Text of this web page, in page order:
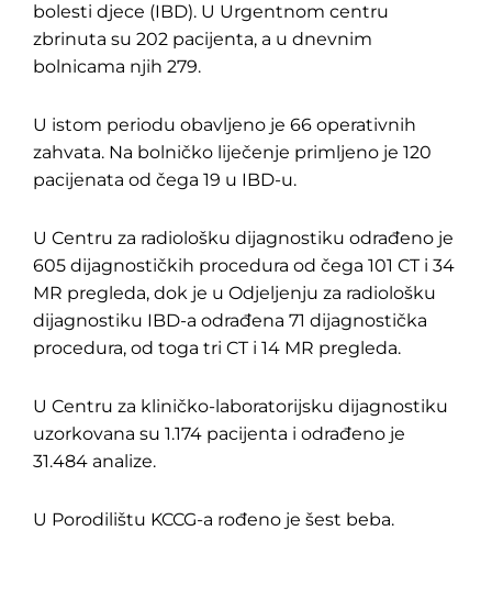
bolesti djece (IBD). U Urgentnom centru
zbrinuta su 202 pacijenta, a u dnevnim
bolnicama njih 279.
U istom periodu obavljeno je 66 operativnih
zahvata. Na bolničko liječenje primljeno je 120
pacijenata od čega 19 u IBD-u.
U Centru za radiološku dijagnostiku odrađeno je
605 dijagnostičkih procedura od čega 101 CT i 34
MR pregleda, dok je u Odjeljenju za radiološku
dijagnostiku IBD-a odrađena 71 dijagnostička
procedura, od toga tri CT i 14 MR pregleda.
U Centru za kliničko-laboratorijsku dijagnostiku
uzorkovana su 1.174 pacijenta i odrađeno je
31.484 analize.
U Porodilištu KCCG-a rođeno je šest beba.